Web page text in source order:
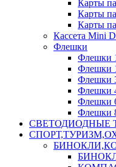
Карты
Карты
Карты
Кассета Mini
Флешки
Флешки
Флешки
Флешки
Флешки
Флешки
Флешки
СВЕТОДИОДНЫЕ